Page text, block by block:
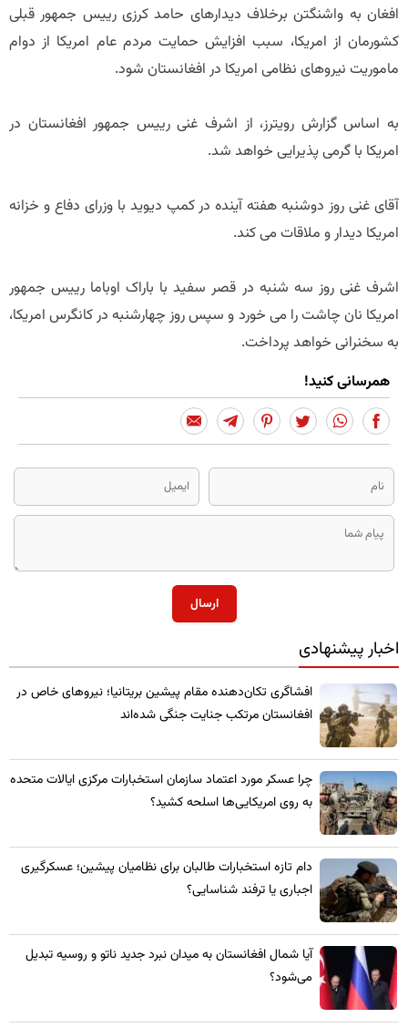
افغان به واشنگتن برخلاف دیدارهای حامد کرزی رییس جمهور قبلی
کشورمان از امریکا، سبب افزایش حمایت مردم عام امریکا از دوام
ماموریت نیروهای نظامی امریکا در افغانستان شود.
به اساس گزارش رویترز، از اشرف غنی رییس جمهور افغانستان در
امریکا با گرمی پذیرایی خواهد شد.
آقای غنی روز دوشنبه هفته آینده در کمپ دیوید با وزرای دفاع و خزانه
امریکا دیدار و ملاقات می کند.
اشرف غنی روز سه شنبه در قصر سفید با باراک اوباما رییس جمهور
امریکا نان چاشت را می خورد و سپس روز چهارشنبه در کانگرس امریکا،
به سخنرانی خواهد پرداخت.
همرسانی کنید!
ارسال
اخبار پیشنهادی
​افشاگری تکان‌دهنده مقام پیشین بریتانیا؛ نیروهای خاص در
افغانستان مرتکب جنایت جنگی شده‌اند
چرا عسکر مورد اعتماد سازمان استخبارات مرکزی ایالات متحده
به روی امریکایی‌ها اسلحه کشید؟
​دام تازه استخبارات طالبان برای نظامیان پیشین؛ عسکرگیری
اجباری یا ترفند شناسایی؟
​آیا شمال افغانستان به میدان نبرد جدید ناتو و روسیه تبدیل
می‌شود؟